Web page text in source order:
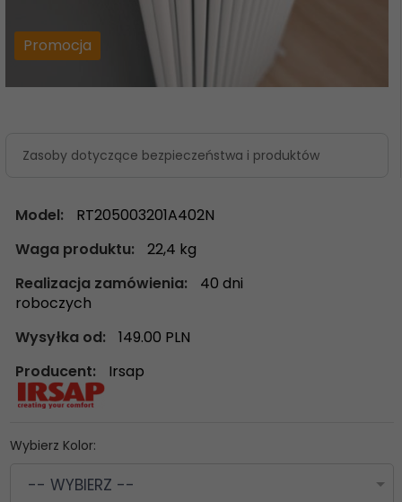
Promocja
Zasoby dotyczące bezpieczeństwa i produktów
Model:
RT205003201A402N
Waga produktu:
22,4 kg
Realizacja zamówienia:
40 dni
roboczych
Wysyłka od:
149.00 PLN
Producent:
Irsap
Wybierz Kolor:
-- WYBIERZ --